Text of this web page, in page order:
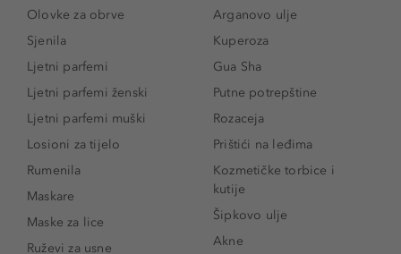
Olovke za obrve
Sjenila
Ljetni parfemi
Ljetni parfemi ženski
Ljetni parfemi muški
Losioni za tijelo
Rumenila
Maskare
Maske za lice
Ruževi za usne
Arganovo ulje
Kuperoza
Gua Sha
Putne potrepštine
Rozaceja
Prištići na leđima
Kozmetičke torbice i
kutije
Šipkovo ulje
Akne